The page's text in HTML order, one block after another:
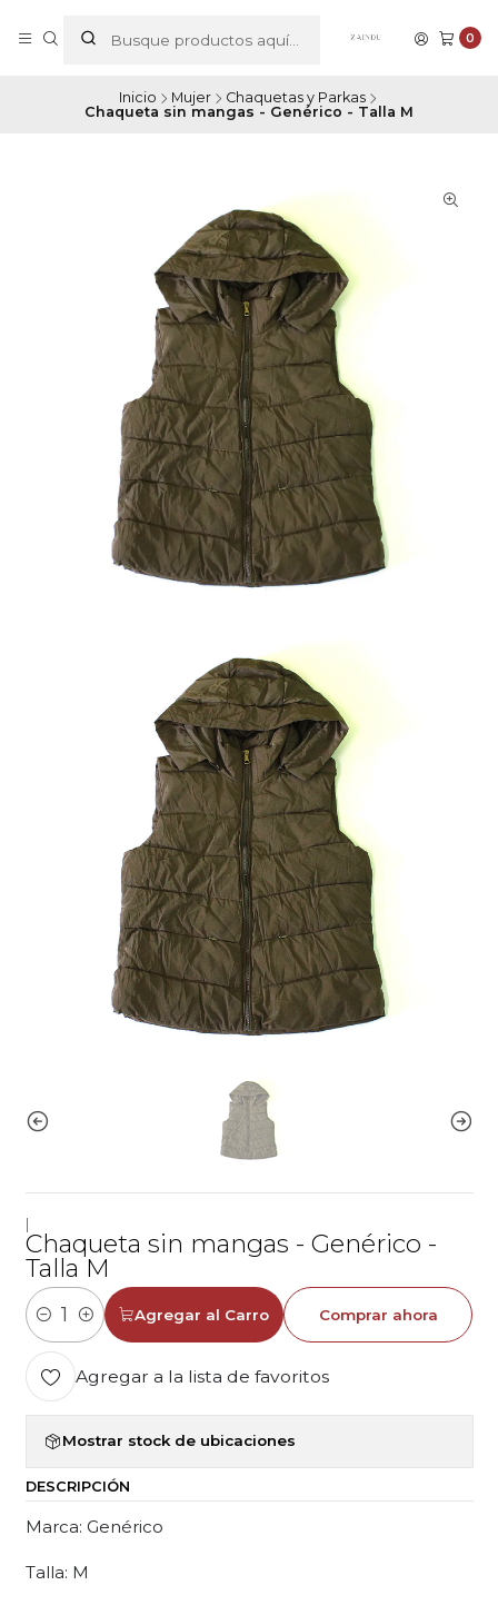
0
Inicio Mujer
Chaquetas y Parkas
Chaqueta sin mangas - Genérico - Talla M
Chaqueta sin mangas - Genérico -
Talla M
Cantidad
Agregar al Carro Comprar ahora
Agregar a la lista de favoritos
Mostrar stock de ubicaciones
DESCRIPCIÓN
Marca: Genérico
Talla: M